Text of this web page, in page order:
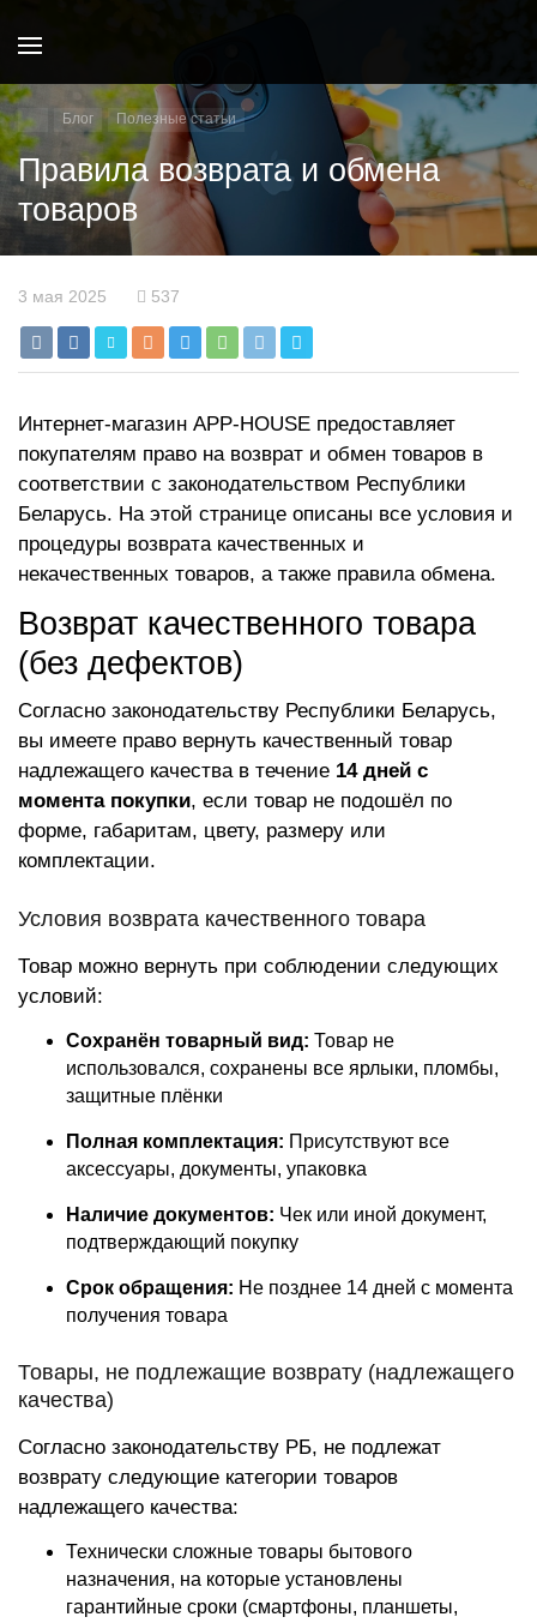
Блог Полезные статьи
Правила возврата и обмена
товаров
3 мая 2025 537
Интернет-магазин APP-HOUSE предоставляет
покупателям право на возврат и обмен товаров в
соответствии с законодательством Республики
Беларусь. На этой странице описаны все условия и
процедуры возврата качественных и
некачественных товаров, а также правила обмена.
Возврат качественного товара
(без дефектов)
Согласно законодательству Республики Беларусь,
вы имеете право вернуть качественный товар
надлежащего качества в течение 14 дней с
момента покупки, если товар не подошёл по
форме, габаритам, цвету, размеру или
комплектации.
Условия возврата качественного товара
Товар можно вернуть при соблюдении следующих
условий:
Сохранён товарный вид: Товар не
использовался, сохранены все ярлыки, пломбы,
защитные плёнки
Полная комплектация: Присутствуют все
аксессуары, документы, упаковка
Наличие документов: Чек или иной документ,
подтверждающий покупку
Срок обращения: Не позднее 14 дней с момента
получения товара
Товары, не подлежащие возврату (надлежащего
качества)
Согласно законодательству РБ, не подлежат
возврату следующие категории товаров
надлежащего качества:
Технически сложные товары бытового
назначения, на которые установлены
гарантийные сроки (смартфоны, планшеты,